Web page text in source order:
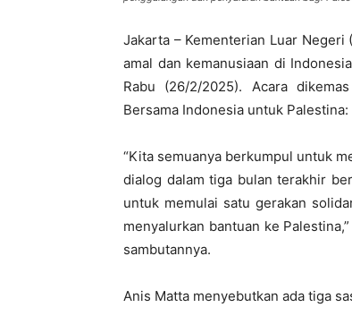
Jakarta – Kementerian Luar
amal dan kemanusiaan di
Rabu (26/2/2025). Acara
Bersama Indonesia untuk
“Kita semuanya berkumpul untuk
dialog dalam tiga bulan terakhir
untuk memulai satu gerakan
menyalurkan bantuan ke
sambutannya.
Anis Matta menyebutkan ada tiga